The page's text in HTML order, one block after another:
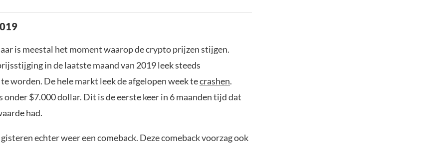
is meestal het moment waarop de crypto prijzen stijgen.
in de laatste maand van 2019 leek steeds
worden. De hele markt leek de afgelopen week tecrashen.
onder $7.000 dollar. Dit is de eerste keer in 6 maanden tijd dat
had.
echter weer een comeback. Deze comeback voorzag ook